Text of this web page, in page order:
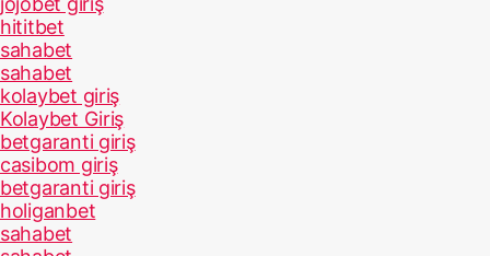
hititbet
sahabet
sahabet
kolaybet giriş
Kolaybet Giriş
betgaranti giriş
casibom giriş
betgaranti giriş
holiganbet
sahabet